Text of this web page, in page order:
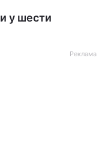
у шести
Реклама